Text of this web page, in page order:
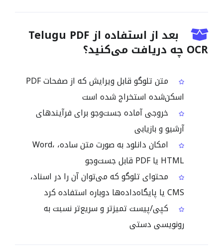
بعد از استفاده از Telugu PDF
OCR چه دریافت می‌کنید؟
متن تلوگو قابل ویرایش که از صفحات PDF
اسکن‌شده استخراج شده است
خروجی آماده جست‌وجو برای فرآیندهای
آرشیو و بازیابی
امکان دانلود به صورت متن ساده، Word،
HTML یا PDF قابل جست‌وجو
محتوای تلوگو که می‌توان آن را در اسناد،
CMS یا پایگاه‌داده‌ها دوباره استفاده کرد
کپی/پیست تمیزتر و سریع‌تر نسبت به
رونویسی دستی